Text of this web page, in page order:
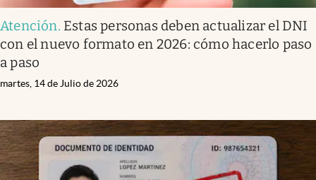
Atención. Estas personas deben actualizar el DNI
con el nuevo formato en 2026: cómo hacerlo paso
a paso
martes, 14 de Julio de 2026